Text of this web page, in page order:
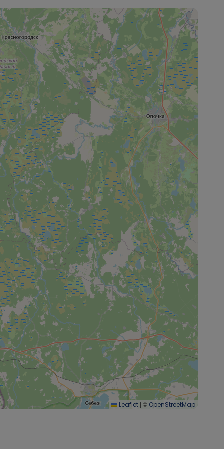
Leaflet | © OpenStreetMap